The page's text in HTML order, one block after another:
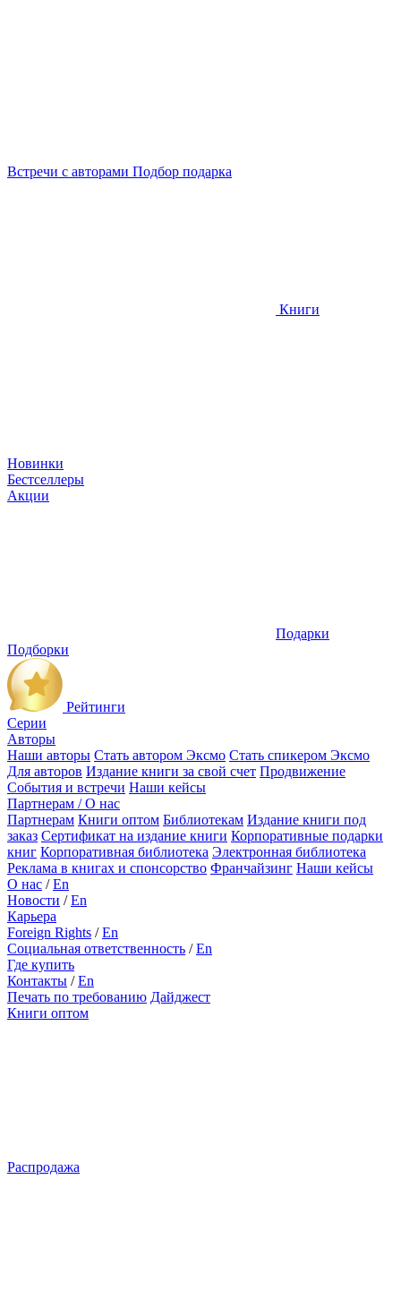
Встречи с авторами Подбор подарка
Книги
Новинки
Бестселлеры
Акции
Подарки
Подборки
Рейтинги
Серии
Авторы
Наши авторы Стать автором Эксмо Стать спикером Эксмо
Для авторов Издание книги за свой счет Продвижение
События и встречи Наши кейсы
Партнерам / О нас
Партнерам Книги оптом Библиотекам Издание книги под
заказ Сертификат на издание книги Корпоративные подарки
книг Корпоративная библиотека Электронная библиотека
Реклама в книгах и спонсорство Франчайзинг Наши кейсы
О нас /En
Новости /En
Карьера
Foreign Rights /En
Социальная ответственность /En
Где купить
Контакты /En
Печать по требованию Дайджест
Книги оптом
Распродажа